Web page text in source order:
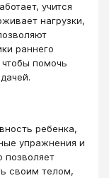
учится
нагрузки,
раннего
чтобы помочь
ребенка,
упражнения и
позволяет
своим телом,